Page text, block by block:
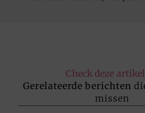
Check deze
Gerelateerde berichten
missen